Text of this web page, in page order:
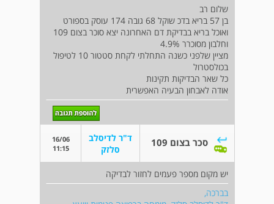
שלום רב
בן 57 בריא בדכ שוקל 68 גובה 174 עוסק בספורט
ואוכל בריא בבדיקת דם האחרונה יצא סוכר בצום 109
וחלבון מסוכרר 4.9%
מציין שלפני כשנה התחלתי לקחת סטטור 10 לטיפול
בכולסטרול
כל שאר הבדיקות תקינות
אודה לאבחון הבעיה האפשרית
סכר בצום 109
ד"ר לדיסלב
סלזק
16/06
11:15
יש מקום מספר פעמים לחזור לבדיקה
בברכה,